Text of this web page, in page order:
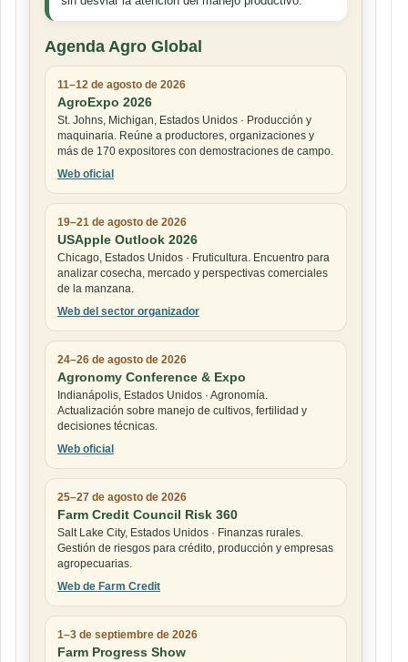
Agenda Agro Global
11–12 de agosto de 2026
AgroExpo 2026
St. Johns, Michigan, Estados Unidos · Producción y
maquinaria. Reúne a productores, organizaciones y
más de 170 expositores con demostraciones de campo.
Web oficial
19–21 de agosto de 2026
USApple Outlook 2026
Chicago, Estados Unidos · Fruticultura. Encuentro para
analizar cosecha, mercado y perspectivas comerciales
de la manzana.
Web del sector organizador
24–26 de agosto de 2026
Agronomy Conference & Expo
Indianápolis, Estados Unidos · Agronomía.
Actualización sobre manejo de cultivos, fertilidad y
decisiones técnicas.
Web oficial
25–27 de agosto de 2026
Farm Credit Council Risk 360
Salt Lake City, Estados Unidos · Finanzas rurales.
Gestión de riesgos para crédito, producción y empresas
agropecuarias.
Web de Farm Credit
1–3 de septiembre de 2026
Farm Progress Show